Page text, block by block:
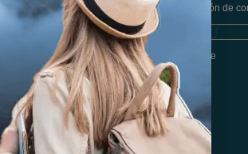
Términos Y Condiciones
Conviértase En Socio
Our Team